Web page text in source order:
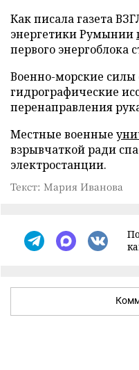
Как писала газета
энергетики Румынии
первого энергоблока
Военно-морские силы
гидрографические
перенаправления
Местные военные
взрывчаткой ради
электростанции.
Текст: Мария Иванова